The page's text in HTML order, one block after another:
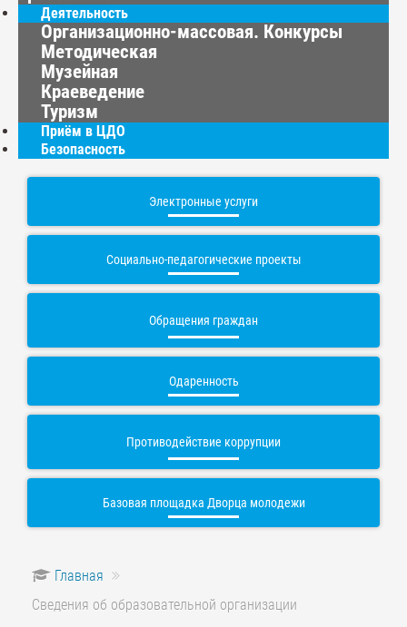
Деятельность
Организационно-массовая. Конкурсы
Методическая
Музейная
Краеведение
Туризм
Приём в ЦДО
Безопасность
Электронные услуги
Социально-педагогические проекты
Обращения граждан
Одаренность
Противодействие коррупции
Базовая площадка Дворца молодежи
Главная
Сведения об образовательной организации